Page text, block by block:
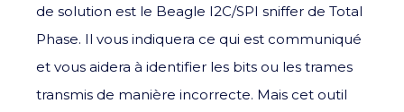
de solution est le Beagle I2C/SPI sniffer de Total
Phase. Il vous indiquera ce qui est communiqué
et vous aidera à identifier les bits ou les trames
transmis de manière incorrecte. Mais cet outil